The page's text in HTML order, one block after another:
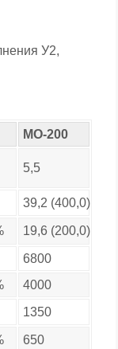
У2,
МО-200
5,5
39,2 (400,0)
19,6 (200,0)
6800
4000
1350
650